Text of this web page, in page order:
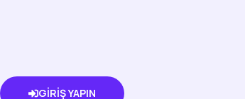
GIRIŞ YAPIN